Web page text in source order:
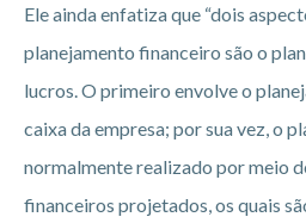
Ele ainda enfatiza que “dois
planejamento financeiro são o
lucros. O primeiro envolve o
caixa da empresa; por sua vez, o
normalmente realizado por meio
financeiros projetados, os quais